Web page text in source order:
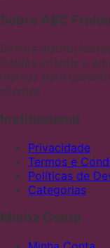
Sobre ABC
Somos
fraldas infantis e
marcas para
clientes
Institucional
Privacidade
Termos e
Políticas de
Categorias
Minha Conta